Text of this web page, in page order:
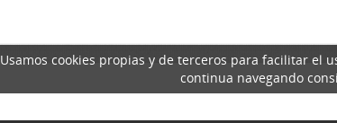
Usamos cookies propias y de terceros para facilitar el
continua navegando